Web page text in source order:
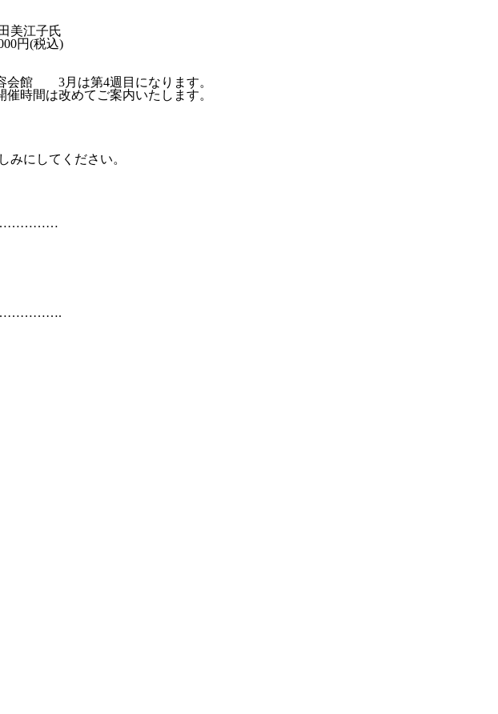
美江子氏
円(税込)
会館 3月は第4週目になります。
時間は改めてご案内いたします。
みにしてください。